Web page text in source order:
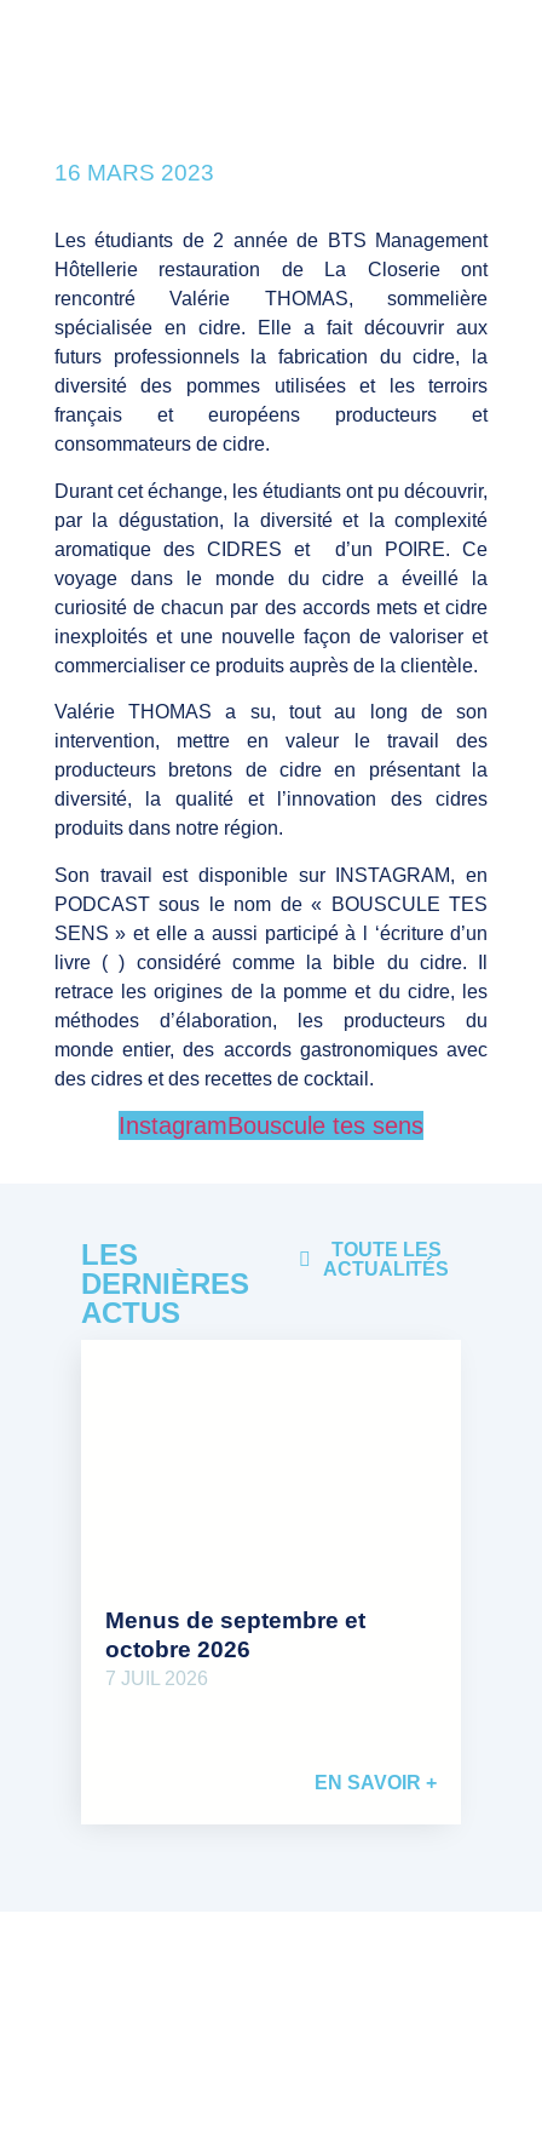
16 MARS 2023
Les étudiants de 2 année de BTS Management
Hôtellerie restauration de La Closerie ont
rencontré Valérie THOMAS, sommelière
spécialisée en cidre. Elle a fait découvrir aux
futurs professionnels la fabrication du cidre, la
diversité des pommes utilisées et les terroirs
français et européens producteurs et
consommateurs de cidre.
Durant cet échange, les étudiants ont pu découvrir,
par la dégustation, la diversité et la complexité
aromatique des CIDRES et d’un POIRE. Ce
voyage dans le monde du cidre a éveillé la
curiosité de chacun par des accords mets et cidre
inexploités et une nouvelle façon de valoriser et
commercialiser ce produits auprès de la clientèle.
Valérie THOMAS a su, tout au long de son
intervention, mettre en valeur le travail des
producteurs bretons de cidre en présentant la
diversité, la qualité et l’innovation des cidres
produits dans notre région.
Son travail est disponible sur INSTAGRAM, en
PODCAST sous le nom de « BOUSCULE TES
SENS » et elle a aussi participé à l ‘écriture d’un
livre ( ) considéré comme la bible du cidre. Il
retrace les origines de la pomme et du cidre, les
méthodes d’élaboration, les producteurs du
monde entier, des accords gastronomiques avec
des cidres et des recettes de cocktail.
InstagramBouscule tes sens
LES
DERNIÈRES
ACTUS
TOUTE LES
ACTUALITÉS
Menus de septembre et
octobre 2026
7 JUIL 2026
EN SAVOIR +